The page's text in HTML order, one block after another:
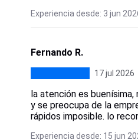
Experiencia desde: 3 jun
Fernando R.
17 jul 2026
la atención es
y se preocupa de la
rápidos imposible. lo
Experiencia desde: 15 jun